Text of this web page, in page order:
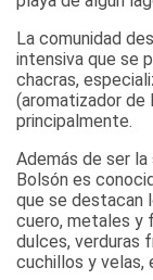
La comunidad
intensiva que se
chacras,
(aromatizador de
principalmente.
Además de ser
Bolsón es
que se destacan
cuero, metales y
dulces, verduras
cuchillos y velas,